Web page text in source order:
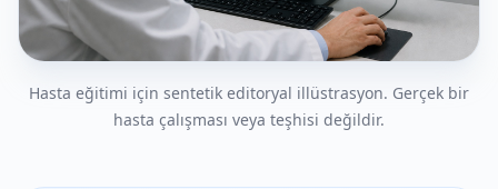
Hasta eğitimi için sentetik editoryal illüstrasyon. Gerçek bir
hasta çalışması veya teşhisi değildir.